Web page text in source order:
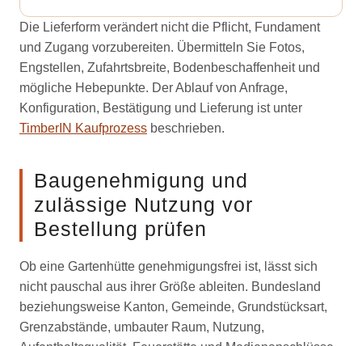
Die Lieferform verändert nicht die Pflicht, Fundament
und Zugang vorzubereiten. Übermitteln Sie Fotos,
Engstellen, Zufahrtsbreite, Bodenbeschaffenheit und
mögliche Hebepunkte. Der Ablauf von Anfrage,
Konfiguration, Bestätigung und Lieferung ist unter
TimberIN Kaufprozess beschrieben.
Baugenehmigung und
zulässige Nutzung vor
Bestellung prüfen
Ob eine Gartenhütte genehmigungsfrei ist, lässt sich
nicht pauschal aus ihrer Größe ableiten. Bundesland
beziehungsweise Kanton, Gemeinde, Grundstücksart,
Grenzabstände, umbauter Raum, Nutzung,